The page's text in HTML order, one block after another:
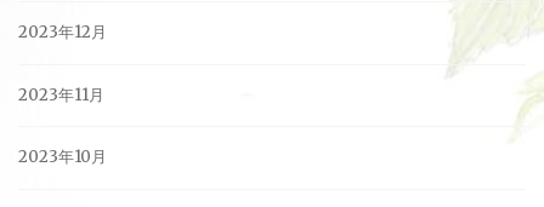
2023年12月
2023年11月
2023年10月